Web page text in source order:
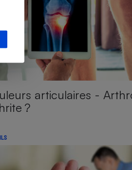
articulaires -
?